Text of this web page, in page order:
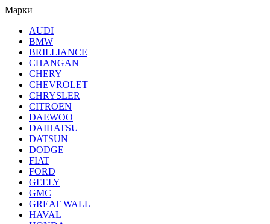
Марки
AUDI
BMW
BRILLIANCE
CHANGAN
CHERY
CHEVROLET
CHRYSLER
CITROEN
DAEWOO
DAIHATSU
DATSUN
DODGE
FIAT
FORD
GEELY
GMC
GREAT WALL
HAVAL